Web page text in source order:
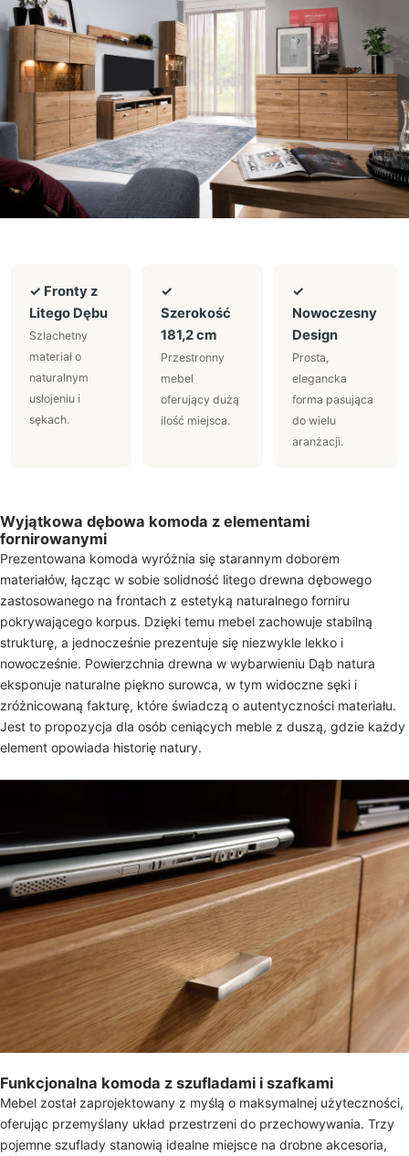
✓ Fronty z
Litego Dębu
Szlachetny
materiał o
naturalnym
usłojeniu i
sękach.
✓
Szerokość
181,2 cm
Przestronny
mebel
oferujący dużą
ilość miejsca.
✓
Nowoczesny
Design
Prosta,
elegancka
forma pasująca
do wielu
aranżacji.
Wyjątkowa dębowa komoda z elementami
fornirowanymi
Prezentowana komoda wyróżnia się starannym doborem
materiałów, łącząc w sobie solidność litego drewna dębowego
zastosowanego na frontach z estetyką naturalnego forniru
pokrywającego korpus. Dzięki temu mebel zachowuje stabilną
strukturę, a jednocześnie prezentuje się niezwykle lekko i
nowocześnie. Powierzchnia drewna w wybarwieniu Dąb natura
eksponuje naturalne piękno surowca, w tym widoczne sęki i
zróżnicowaną fakturę, które świadczą o autentyczności materiału.
Jest to propozycja dla osób ceniących meble z duszą, gdzie każdy
element opowiada historię natury.
Funkcjonalna komoda z szufladami i szafkami
Mebel został zaprojektowany z myślą o maksymalnej użyteczności,
oferując przemyślany układ przestrzeni do przechowywania. Trzy
pojemne szuflady stanowią idealne miejsce na drobne akcesoria,